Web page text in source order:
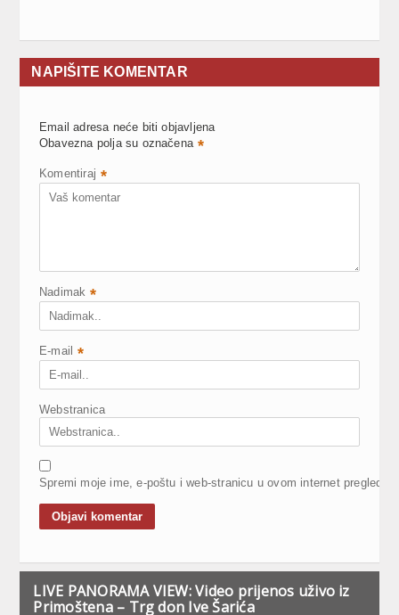
NAPIŠITE KOMENTAR
Email adresa neće biti objavljena
Obavezna polja su označena *
Komentiraj *
Nadimak *
E-mail *
Webstranica
Spremi moje ime, e-poštu i web-stranicu u ovom internet
LIVE PANORAMA VIEW: Video prijenos uživo iz
Primoštena – Trg don Ive Šarića